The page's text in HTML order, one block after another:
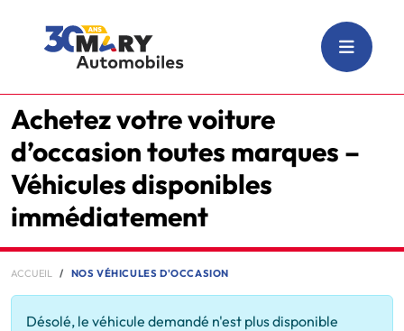
Achetez votre voiture
d’occasion toutes marques –
Véhicules disponibles
immédiatement
ACCUEIL NOS VÉHICULES D'OCCASION
Désolé, le véhicule demandé n'est plus disponible